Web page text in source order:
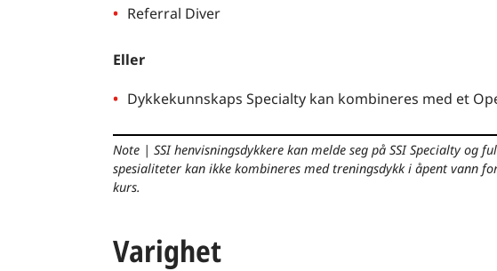
Referral Diver
Eller
Dykkekunnskaps Specialty kan kombineres med et
Note | SSI henvisningsdykkere kan melde seg på SSI Specialty og
spesialiteter kan ikke kombineres med treningsdykk i åpent
kurs.
Varighet